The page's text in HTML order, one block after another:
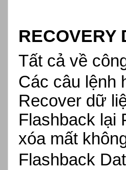
RECOVERY
Tất cả về
Các câu lệnh
Recover dữ
Flashback lại
xóa mất
Flashback